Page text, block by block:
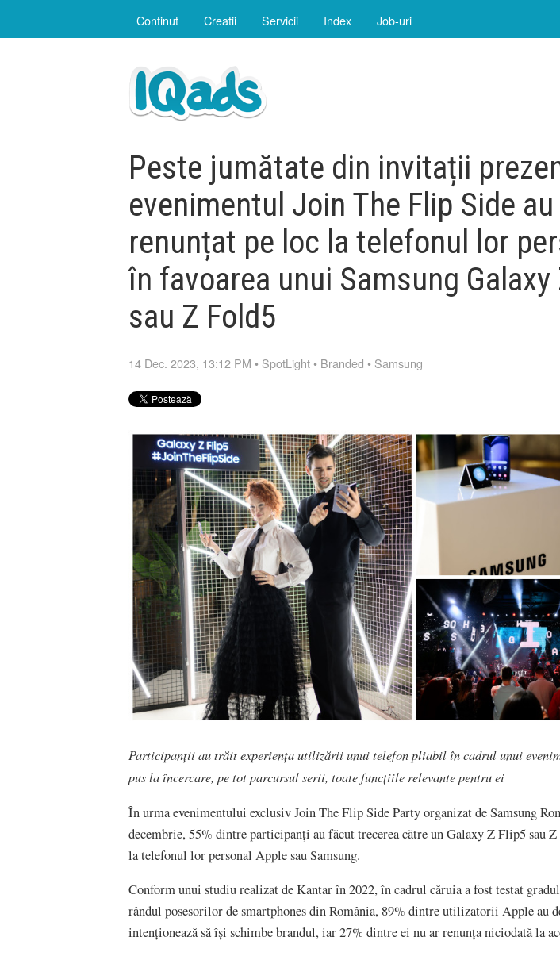
Continut Creatii Servicii Index Job-uri
Peste jumătate din invitații
evenimentul Join The Flip Side au
renunțat pe loc la telefonul lor
în favoarea unui Samsung Galaxy
sau Z Fold5
14 Dec. 2023, 13:12 PM • SpotLight • Branded • Samsung
Participanții au trăit experiența utilizării unui telefon pliabil în cadrul unui
pus la încercare, pe tot parcursul serii, toate funcțiile relevante pentru ei
În urma evenimentului exclusiv Join The Flip Side Party organizat de Samsung
decembrie, 55% dintre participanți au făcut trecerea către un Galaxy Z Flip5 sau
la telefonul lor personal Apple sau Samsung.
Conform unui studiu realizat de Kantar în 2022, în cadrul căruia a fost testat
rândul posesorilor de smartphones din România, 89% dintre utilizatorii Apple au
intenționează să își schimbe brandul, iar 27% dintre ei nu ar renunța niciodată la